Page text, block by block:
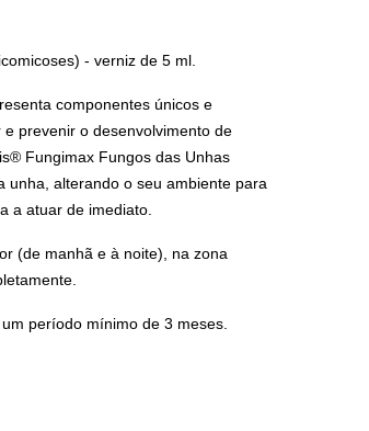
- verniz de 5 ml.
componentes únicos e
prevenir o desenvolvimento de
Fungimax Fungos das Unhas
unha, alterando o seu ambiente para
a atuar de imediato.
(de manhã e à noite), na zona
período mínimo de 3 meses.